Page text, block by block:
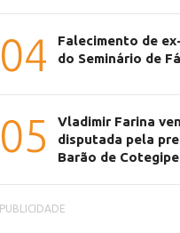
04
Falecimento de
do Seminário de
05
Vladimir Farina
disputada pela
Barão de Cotegipe
PUBLICIDADE